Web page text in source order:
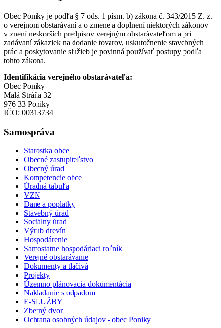
Obec Poniky je podľa § 7 ods. 1 písm. b) zákona č. 343/2015 Z. z.
o verejnom obstarávaní a o zmene a doplnení niektorých zákonov
v znení neskorších predpisov verejným obstarávateľom a pri
zadávaní zákaziek na dodanie tovarov, uskutočnenie stavebných
prác a poskytovanie služieb je povinná používať postupy podľa
tohto zákona.
Identifikácia verejného obstarávateľa:
Obec Poniky
Malá Stráňa 32
976 33 Poniky
IČO: 00313734
Samospráva
Starostka obce
Obecné zastupiteľstvo
Obecný úrad
Kompetencie obce
Úradná tabuľa
VZN
Dane a poplatky
Stavebný úrad
Sociálny úrad
Výrub drevín
Hospodárenie
Samostatne hospodáriaci roľník
Verejné obstarávanie
Dokumenty a tlačivá
Projekty
Územno plánovacia dokumentácia
Nakladanie s odpadom
E-SLUŽBY
Zberný dvor
Ochrana osobných údajov - obec Poniky